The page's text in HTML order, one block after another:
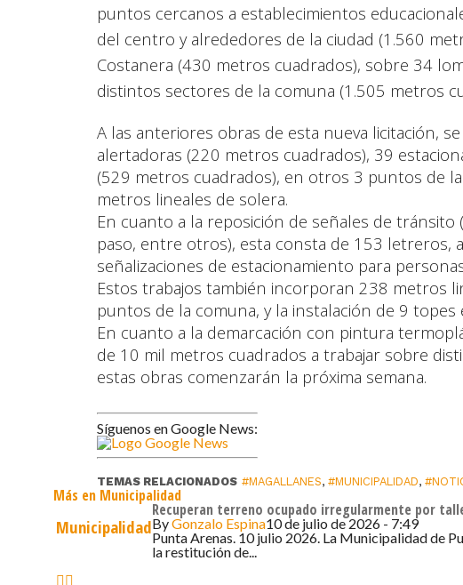
puntos cercanos a establecimientos
del centro y alrededores de la ciudad (1.560
Costanera (430 metros cuadrados), sobre 34
distintos sectores de la comuna (1.505 metros
A las anteriores obras de esta nueva licitación,
alertadoras (220 metros cuadrados), 39
(529 metros cuadrados), en otros 3 puntos de
metros lineales de solera.
En cuanto a la reposición de señales de tránsito
paso, entre otros), esta consta de 153 letreros,
señalizaciones de estacionamiento para
Estos trabajos también incorporan 238 metros
puntos de la comuna, y la instalación de 9 topes
En cuanto a la demarcación con pintura
de 10 mil metros cuadrados a trabajar sobre
estas obras comenzarán la próxima semana.
Síguenos en Google News:
TEMAS RELACIONADOS #MAGALLANES,#MUNICIPALIDAD,
Más en Municipalidad
Municipalidad
Recuperan terreno ocupado irregularmente por
ByGonzalo Espina10 de julio de 2026 - 7:49
Punta Arenas. 10 julio 2026. La Municipalidad de
la restitución de...